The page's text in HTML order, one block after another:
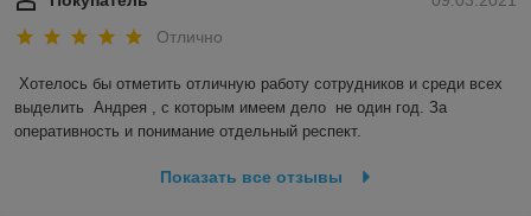
Отлично
Хотелось бы отметить отличную работу сотрудников и среди всех
выделить  Андрея , с которым имеем дело  не один год. За
оперативность и понимание отдельный респект.
Показать все отзывы